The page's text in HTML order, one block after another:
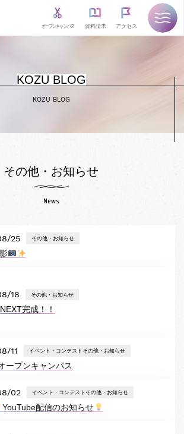
オープンキャンパス 資料請求 アクセス
KOZU BLOG
KOZU BLOG
その他・お知らせ
News
25 その他・お知らせ
18 その他・お知らせ
完成！！
11 イベント・コンテストその他・お知らせ
ープンキャンパス
02 イベント・コンテストその他・お知らせ
YouTube配信のお知らせ